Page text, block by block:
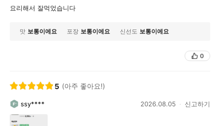
요리해서 잘먹었습니다
맛 보통이에요 포장 보통이에요 신선도 보통이에요
0
5 (아주 좋아요!)
ssy**** 2026.08.05 신고하기